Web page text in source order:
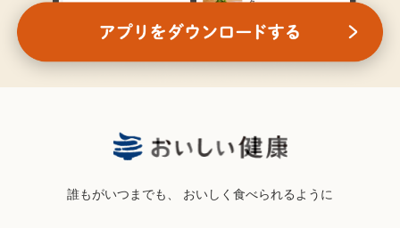
誰もがいつまでも、 おいしく食べられるように